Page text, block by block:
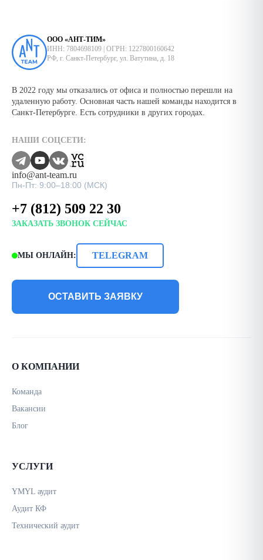
ООО «АНТ-ТИМ»
ИНН: 7804698109 | ОГРН: 1227800160642
РФ, г. Санкт-Петербург, ул. Ватутина, д. 18
В 2022 году мы отказались от офиса и полностью перешли на
удаленную работу. Основная часть нашей команды находится в
Санкт-Петербурге. Есть сотрудники в других городах.
НАШИ СОЦСЕТИ:
info@ant-team.ru
Пн-Пт: 9:00–18:00 (МСК)
+7 (812) 509 22 30
ЗАКАЗАТЬ ЗВОНОК СЕЙЧАС
МЫ ОНЛАЙН: TELEGRAM
ОСТАВИТЬ ЗАЯВКУ
О КОМПАНИИ
Команда
Вакансии
Блог
УСЛУГИ
YMYL аудит
Аудит КФ
Технический аудит